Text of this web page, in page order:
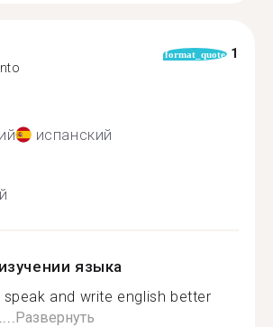
format_quote 1
испанский
языка
and write english better
Развернуть